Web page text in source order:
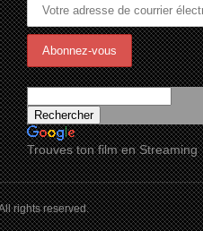
Trouves ton film en Streaming
rights reserved.